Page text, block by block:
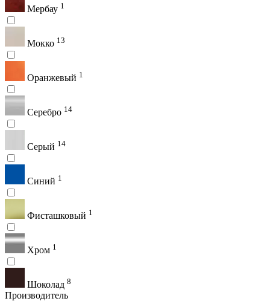
Мербау 1
Мокко 13
Оранжевый 1
Серебро 14
Серый 14
Синий 1
Фисташковый 1
Хром 1
Шоколад 8
Производитель